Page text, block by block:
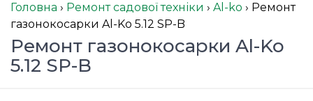
Головна › Ремонт садової техніки › Al-ko › Ремонт
газонокосарки Al-Ko 5.12 SP-B
Ремонт газонокосарки Al-Ko
5.12 SP-B